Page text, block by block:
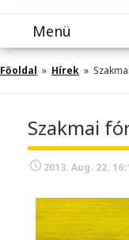
Menü
Főoldal » Hírek »
Szakmai
2013. Aug. 22.